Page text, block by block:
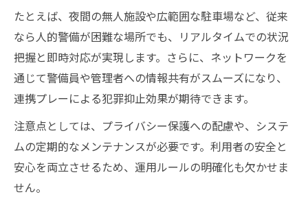
警備体制の強化が安心社会を支える理由
警備ネットワーク構築で重視される要素
たとえば、夜間の無人施設や広範囲な駐車場など、従来
なら人的警備が困難な場所でも、リアルタイムでの状況
把握と即時対応が実現します。さらに、ネットワークを
通じて警備員や管理者への情報共有がスムーズになり、
連携プレーによる犯罪抑止効果が期待できます。
注意点としては、プライバシー保護への配慮や、システ
ムの定期的なメンテナンスが必要です。利用者の安全と
安心を両立させるため、運用ルールの明確化も欠かせま
せん。